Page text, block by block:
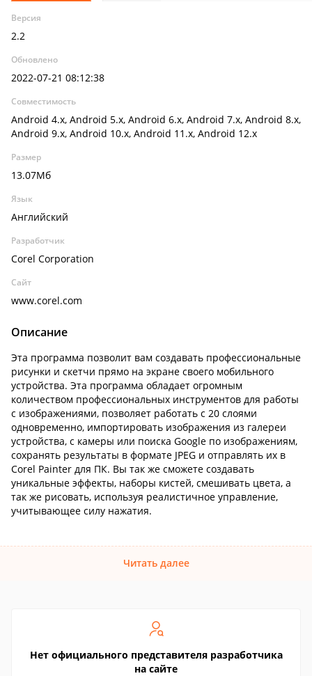
Версия
2.2
Обновлено
2022-07-21 08:12:38
Совместимость
Android 4.x, Android 5.x, Android 6.x, Android 7.x, Android 8.x,
Android 9.x, Android 10.x, Android 11.x, Android 12.x
Размер
13.07Мб
Язык
Английский
Разработчик
Corel Corporation
Сайт
www.corel.com
Описание
Эта программа позволит вам создавать профессиональные
рисунки и скетчи прямо на экране своего мобильного
устройства. Эта программа обладает огромным
количеством профессиональных инструментов для работы
с изображениями, позволяет работать с 20 слоями
одновременно, импортировать изображения из галереи
устройства, с камеры или поиска Google по изображениям,
сохранять результаты в формате JPEG и отправлять их в
Corel Painter для ПК. Вы так же сможете создавать
уникальные эффекты, наборы кистей, смешивать цвета, а
так же рисовать, используя реалистичное управление,
учитывающее силу нажатия.
Читать далее
Нет официального представителя разработчика
на сайте